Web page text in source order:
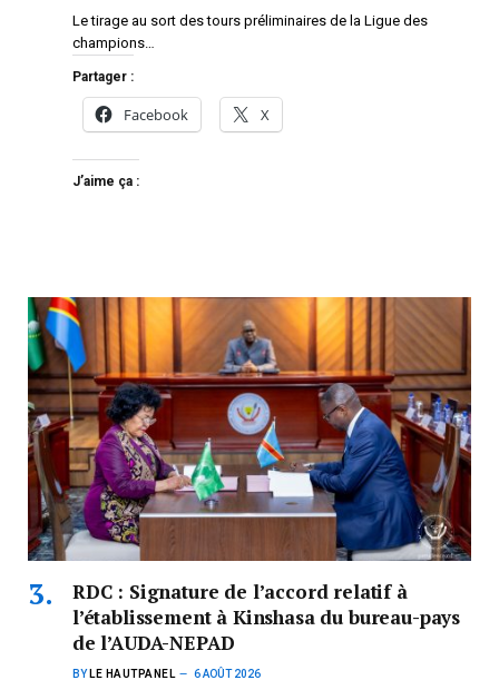
Le tirage au sort des tours préliminaires de la Ligue des
champions…
Partager :
Facebook X
J’aime ça :
RDC : Signature de l’accord relatif à
l’établissement à Kinshasa du bureau-pays
de l’AUDA-NEPAD
BY LE HAUTPANEL 6 AOÛT 2026